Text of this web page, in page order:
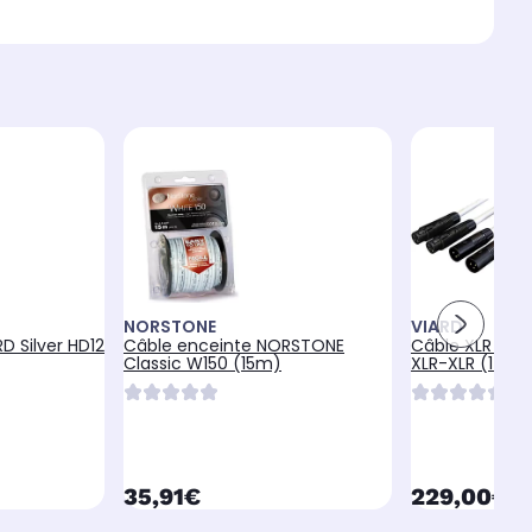
Silver HD12
NORSTONE
Câble enceinte NORSTONE
Classic W150 (15m)
currentPrice
35,91€
VIARD
Câble XLR
XLR-XLR (1 m)
229,00€